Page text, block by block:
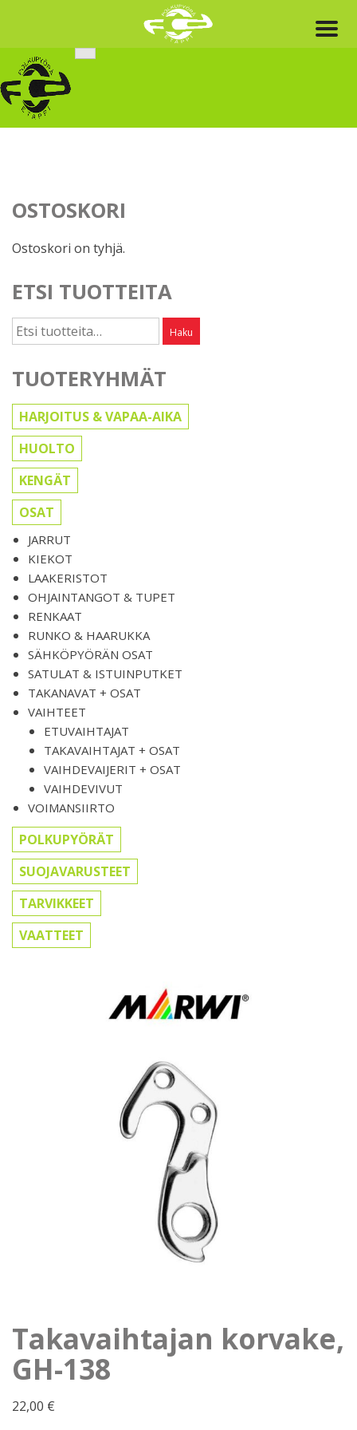
content
OSTOSKORI
Ostoskori on tyhjä.
ETSI TUOTTEITA
Etsi: Haku
TUOTERYHMÄT
HARJOITUS & VAPAA-AIKA
HUOLTO
KENGÄT
OSAT
JARRUT
KIEKOT
LAAKERISTOT
OHJAINTANGOT & TUPET
RENKAAT
RUNKO & HAARUKKA
SÄHKÖPYÖRÄN OSAT
SATULAT & ISTUINPUTKET
TAKANAVAT + OSAT
VAIHTEET
ETUVAIHTAJAT
TAKAVAIHTAJAT + OSAT
VAIHDEVAIJERIT + OSAT
VAIHDEVIVUT
VOIMANSIIRTO
POLKUPYÖRÄT
SUOJAVARUSTEET
TARVIKKEET
VAATTEET
Takavaihtajan korvake,
GH-138
22,00 €